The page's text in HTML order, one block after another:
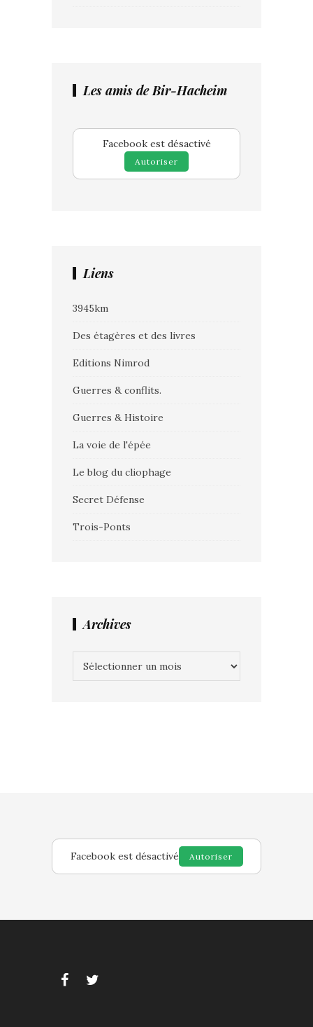
Les amis de Bir-Hacheim
Facebook est désactivé
Autoriser
Liens
3945km
Des étagères et des livres
Editions Nimrod
Guerres & conflits.
Guerres & Histoire
La voie de l'épée
Le blog du cliophage
Secret Défense
Trois-Ponts
Archives
Facebook est désactivé Autoriser